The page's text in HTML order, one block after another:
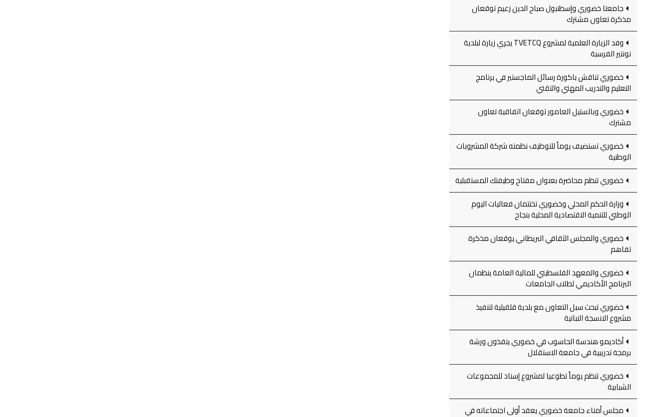
جامعتا خضوري وإسطنبول صباح الدين زعيم توقعان
مذكرة تعاون مشترك
وفد الزيارة العلمية لمشروع TVETCQ يجري زيارة لبلدية
نونتير الفرسية
خضوري تناقش باكورة رسائل الماجستير في برنامج
التعليم والتدريب المهني والتقني
خضوري وبالستيل العامور توقعان اتفاقية تعاون
مشترك
خضوري تستضيف يوماً للتوظيف نظمته شركة المشروبات
الوطنية
خضوري تنظم محاضرة بعنوان مفتاح وظيفتك المستقبلية
وزارة الحكم المحلي وخضوري تختتمان فعاليات اليوم
الوطني للتنمية الاقتصادية المحلية بنجاح
خضوري والمجلس الثقافي البريطاني يوقعان مذكرة
تفاهم
خضوري والمعهد الفلسطيني للمالية العامة ينظمان
البرنامج الأكاديمي لطلاب الجامعات
خضوري تبحث سبل التعاون مع بلدية قلقيلية لتنفيذ
مشروع الانسجة النباتية
أكاديمو هندسة الحاسوب في خضوري ينفذون ورشة
برمجة تدريبية في جامعة الاستقلال
خضوري تنظم يوماً تطوعيا لمشروع إسناد للمجموعات
الشبابية
مجلس أمناء جامعة خضوري يعقد أولى اجتماعاته في